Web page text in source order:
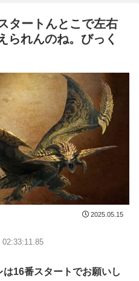
タートんとこで左右
られんのね。びっく
2025.05.15
02:33:11.85
16番スタートでお願いし